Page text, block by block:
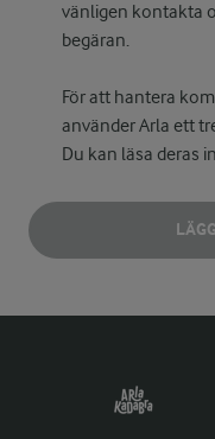
vänligen kontakta
begäran.
För att hantera
använder Arla ett
Du kan läsa deras